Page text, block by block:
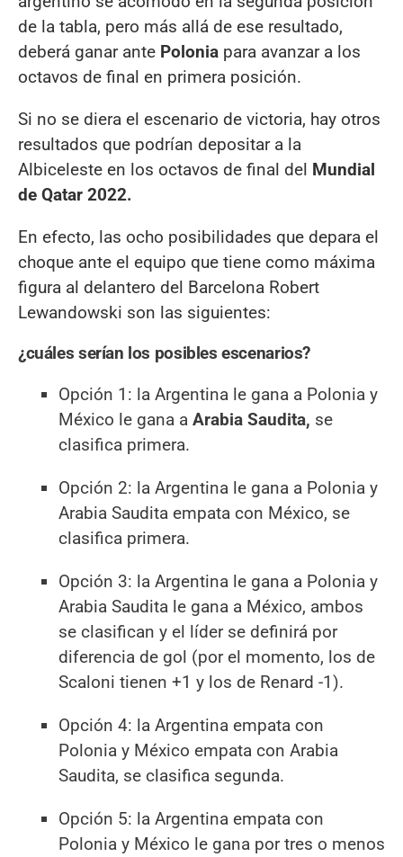
de la tabla, pero más allá de ese resultado,
deberá ganar ante Polonia para avanzar a los
octavos de final en primera posición.
Si no se diera el escenario de victoria, hay otros
resultados que podrían depositar a la
Albiceleste en los octavos de final del Mundial
de Qatar 2022.
En efecto, las ocho posibilidades que depara el
choque ante el equipo que tiene como máxima
figura al delantero del Barcelona Robert
Lewandowski son las siguientes:
¿cuáles serían los posibles escenarios?
Opción 1: la Argentina le gana a Polonia y
México le gana a Arabia Saudita, se
clasifica primera.
Opción 2: la Argentina le gana a Polonia y
Arabia Saudita empata con México, se
clasifica primera.
Opción 3: la Argentina le gana a Polonia y
Arabia Saudita le gana a México, ambos
se clasifican y el líder se definirá por
diferencia de gol (por el momento, los de
Scaloni tienen +1 y los de Renard -1).
Opción 4: la Argentina empata con
Polonia y México empata con Arabia
Saudita, se clasifica segunda.
Opción 5: la Argentina empata con
Polonia y México le gana por tres o menos